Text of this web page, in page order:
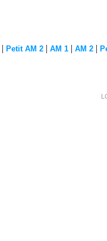
| Petit AM 2 | AM 1 | AM 2 |